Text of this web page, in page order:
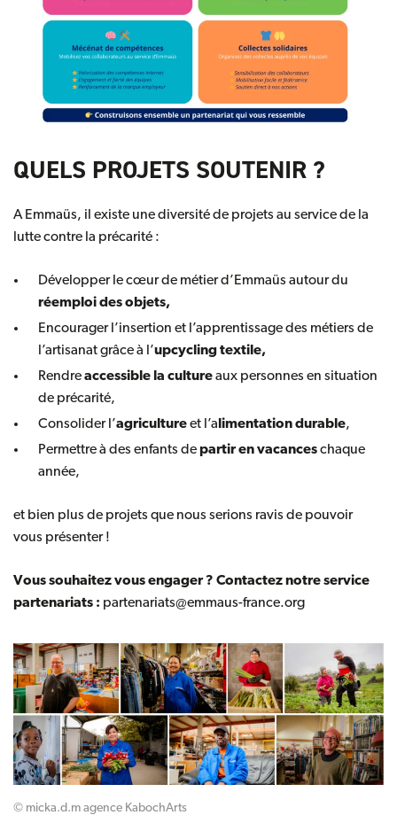
QUELS PROJETS SOUTENIR ?
A Emmaüs, il existe une diversité de projets au service de la
lutte contre la précarité :
Développer le cœur de métier d’Emmaüs autour du
réemploi des objets,
Encourager l’insertion et l’apprentissage des métiers de
l’artisanat grâce à l’upcycling textile,
Rendreaccessible la cultureaux personnes en situation
de précarité,
Consolider l’agricultureet l’a limentation durable,
Permettre à des enfants departir en vacanceschaque
année,
et bien plus de projets que nous serions ravis de pouvoir
vous présenter !
Vous souhaitez vous engager ? Contactez notre service
partenariats : partenariats@emmaus-france.org
© micka.d.m agence KabochArts